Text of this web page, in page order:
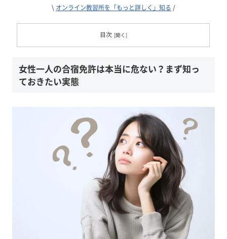
\ オンライン教習所を「もっと詳しく」知る /
目次
女性一人の合宿免許は本当に危ない？まず知っ
ておきたい実態